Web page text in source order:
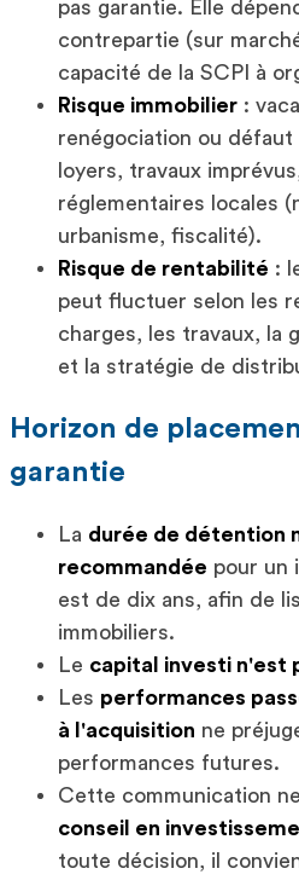
pas garantie. Elle
contrepartie (sur
capacité de la SCPI à
Risque immobilier:
renégociation ou défaut
loyers, travaux
réglementaires locales
urbanisme, fiscalité).
Risque de rentabilité :
peut fluctuer selon les
charges, les travaux, la
et la stratégie de
Horizon de
garantie
La durée de détention
recommandée pour un
est de dix ans, afin de
immobiliers.
Le capital investi n'est
Les performances
à l'acquisition ne
performances futures.
Cette communication
conseil en
toute décision, il